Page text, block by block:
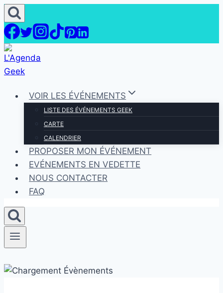
Aller
au
contenu
VOIR LES ÉVÉNEMENTS
LISTE DES ÉVÉNEMENTS GEEK
CARTE
CALENDRIER
PROPOSER MON ÉVÉNEMENT
EVÉNEMENTS EN VEDETTE
NOUS CONTACTER
FAQ